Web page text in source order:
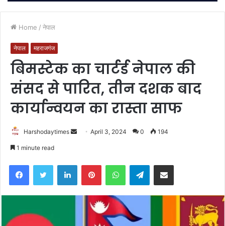
Home / नेपाल
नेपाल महराजगंज
बिमस्टेक का चार्टर्ड नेपाल की
संसद से पारित, तीन दशक बाद
कार्यान्वयन का रास्ता साफ
Harshodaytimes
SendApril 3, 2024 0 194
1 minute read
FacebookTwitter LinkedInPinterestWhatsAppTelegramShare via Email